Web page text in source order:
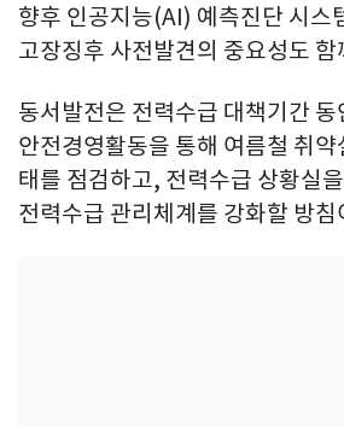
향후 인공지능(AI) 예측진단 시스
고장징후 사전발견의 중요성도 함
동서발전은 전력수급 대책기간
안전경영활동을 통해 여름철 취약
태를 점검하고, 전력수급 상황실
전력수급 관리체계를 강화할 방침